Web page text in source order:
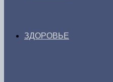
ЗДОРОВЬЕ